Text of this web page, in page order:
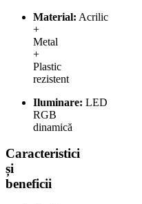
Material: Acrilic
+
Metal
+
Plastic
rezistent
Iluminare: LED
RGB
dinamică
Caracteristici
și
beneficii